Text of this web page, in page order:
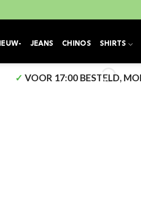
JEANS CHINOS SHIRTS
✓ VOOR 17:00 BESTELD,